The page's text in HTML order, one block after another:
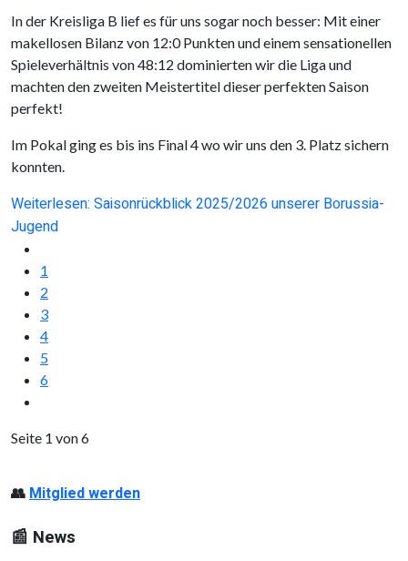
In der Kreisliga B lief es für uns sogar noch besser: Mit einer
makellosen Bilanz von 12:0 Punkten und einem sensationellen
Spieleverhältnis von 48:12 dominierten wir die Liga und
machten den zweiten Meistertitel dieser perfekten Saison
perfekt!
Im Pokal ging es bis ins Final 4 wo wir uns den 3. Platz sichern
konnten.
Weiterlesen: Saisonrückblick 2025/2026 unserer Borussia-
Jugend
1
2
3
4
5
6
Seite 1 von 6
👥Mitglied werden
📰 News